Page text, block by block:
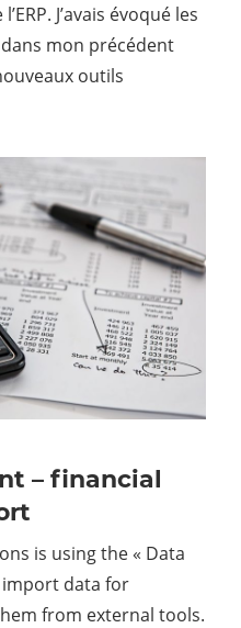
J’avais évoqué les
mon précédent
outils
– financial
is using the « Data
import data for
from external tools.